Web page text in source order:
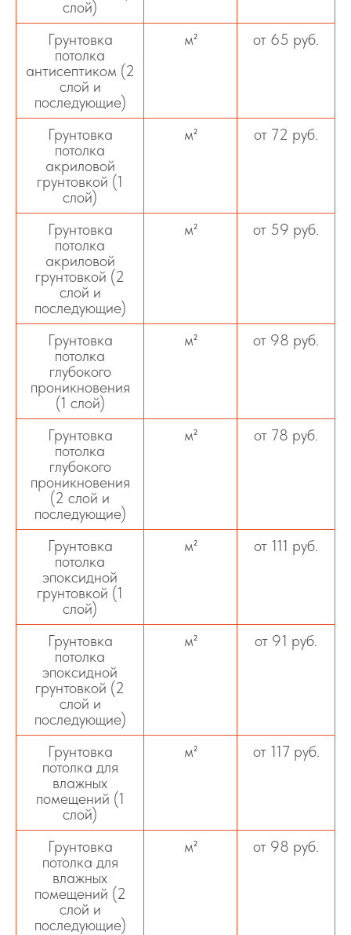
слой)
Грунтовка
потолка
антисептиком (2
слой и
последующие)
м² от 65 руб.
Грунтовка
потолка
акриловой
грунтовкой (1
слой)
м² от 72 руб.
Грунтовка
потолка
акриловой
грунтовкой (2
слой и
последующие)
м² от 59 руб.
Грунтовка
потолка
глубокого
проникновения
(1 слой)
м² от 98 руб.
Грунтовка
потолка
глубокого
проникновения
(2 слой и
последующие)
м² от 78 руб.
Грунтовка
потолка
эпоксидной
грунтовкой (1
слой)
м² от 111 руб.
Грунтовка
потолка
эпоксидной
грунтовкой (2
слой и
последующие)
м² от 91 руб.
Грунтовка
потолка для
влажных
помещений (1
слой)
м² от 117 руб.
Грунтовка
потолка для
влажных
помещений (2
слой и
последующие)
м² от 98 руб.